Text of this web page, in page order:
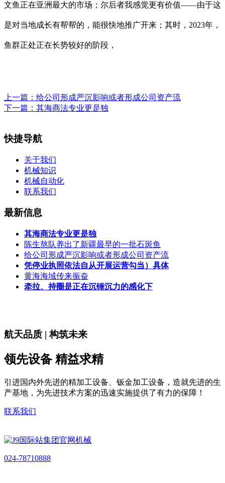
文鱼正在亚洲最大的市场；尔后者我感觉更有价值——由于这
是对当地成长有帮帮的，能很快地推广开来；其时，2023年，
鱼群正处正在长势较好的阶段，
上一篇： 给公司形成严沉影响或者形成公司资产流
下一篇： 其海商法专业更是独
快捷导航
关于我们
机械知识
机械自动化
联系我们
最新信息
其海商法专业更是独
陈生熬队养出了新疆最早的一批石斑鱼
给公司形成严沉影响或者形成公司资产流
凭停业执照依法自从开展运营勾当）具体
黄海海域传来振奋
牵拉、持圈是正在沉锤沉力的感化下
航天品质 | 构筑未来
领先设备 精益求精
引进国内外先进的精加工设备、钣金加工设备，造就先进的生
产基地，为先进技术方案的迅速实施提供了有力的保障！
联系我们
024-78710888